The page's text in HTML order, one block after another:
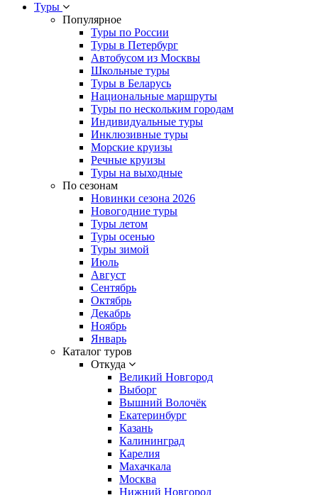
Туры
Популярное
Туры по России
Туры в Петербург
Автобусом из Москвы
Школьные туры
Туры в Беларусь
Национальные маршруты
Туры по нескольким городам
Индивидуальные туры
Инклюзивные туры
Морские круизы
Речные круизы
Туры на выходные
По сезонам
Новинки сезона 2026
Новогодние туры
Туры летом
Туры осенью
Туры зимой
Июль
Август
Сентябрь
Октябрь
Декабрь
Ноябрь
Январь
Каталог туров
Откуда
Великий Новгород
Выборг
Вышний Волочёк
Екатеринбург
Казань
Калининград
Карелия
Махачкала
Москва
Нижний Новгород